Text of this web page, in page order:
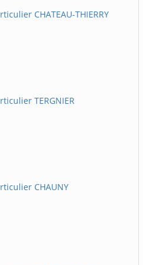
CHATEAU-THIERRY
TERGNIER
CHAUNY